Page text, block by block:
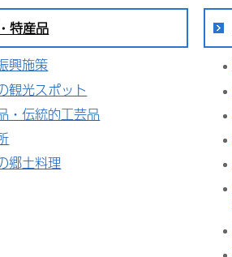
特産品
興施策
観光スポット
・伝統的工芸品
郷土料理